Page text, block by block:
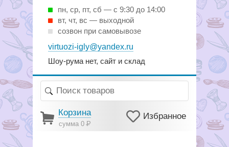
пн, ср, пт, cб — с 9:30 до 14:00
вт, чт, вс — выходной
созвон при самовывозе
virtuozi-igly@yandex.ru
Шоу-рума нет, сайт и склад
Корзина
сумма 0Р
Избранное